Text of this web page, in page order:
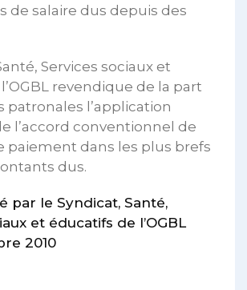
de salaire dus depuis des
Services sociaux et
revendique de la part
patronales l’application
l’accord conventionnel de
paiement dans les plus brefs
dus.
par le Syndicat, Santé,
et éducatifs de l’OGBL
2010